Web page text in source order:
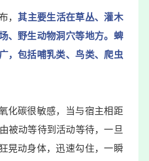
，其主要生活在草丛、灌木
、野生动物洞穴等地方。蜱
，包括哺乳类、鸟类、爬虫
化碳很敏感，当与宿主相距
被动等待到活动等待，一旦
晃动身体，迅速勾住，一瞬